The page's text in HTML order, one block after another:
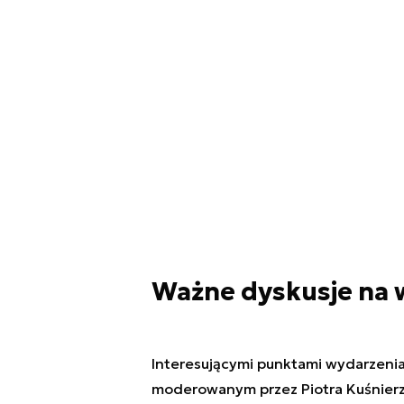
Ważne dyskusje na
Interesującymi punktami
moderowanym przez Piotra